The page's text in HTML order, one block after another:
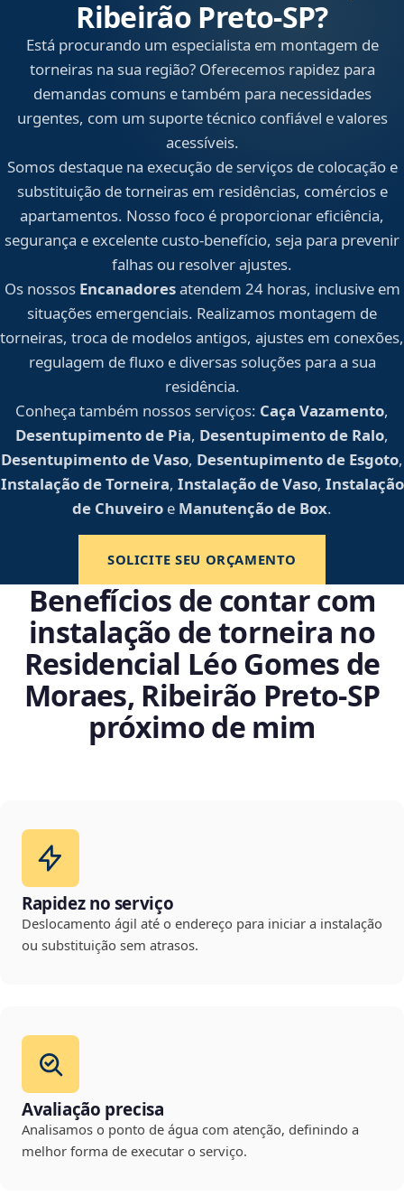
Ribeirão Preto‑SP?
Está procurando um especialista em montagem de
torneiras na sua região? Oferecemos rapidez para
demandas comuns e também para necessidades
urgentes, com um suporte técnico confiável e valores
acessíveis.
Somos destaque na execução de serviços de colocação e
substituição de torneiras em residências, comércios e
apartamentos. Nosso foco é proporcionar eficiência,
segurança e excelente custo-benefício, seja para prevenir
falhas ou resolver ajustes.
Os nossos Encanadoresatendem 24 horas, inclusive em
situações emergenciais. Realizamos montagem de
torneiras, troca de modelos antigos, ajustes em conexões,
regulagem de fluxo e diversas soluções para a sua
residência.
Conheça também nossos serviços: Caça Vazamento,
Desentupimento de Pia, Desentupimento de Ralo,
Desentupimento de Vaso, Desentupimento de Esgoto,
Instalação de Torneira, Instalação de Vaso, Instalação
de Chuveiro e Manutenção de Box.
SOLICITE SEU ORÇAMENTO
Benefícios de contar com
instalação de torneira no
Residencial Léo Gomes de
Moraes, Ribeirão Preto‑SP
próximo de mim
Rapidez no serviço
Deslocamento ágil até o endereço para iniciar a instalação
ou substituição sem atrasos.
Avaliação precisa
Analisamos o ponto de água com atenção, definindo a
melhor forma de executar o serviço.